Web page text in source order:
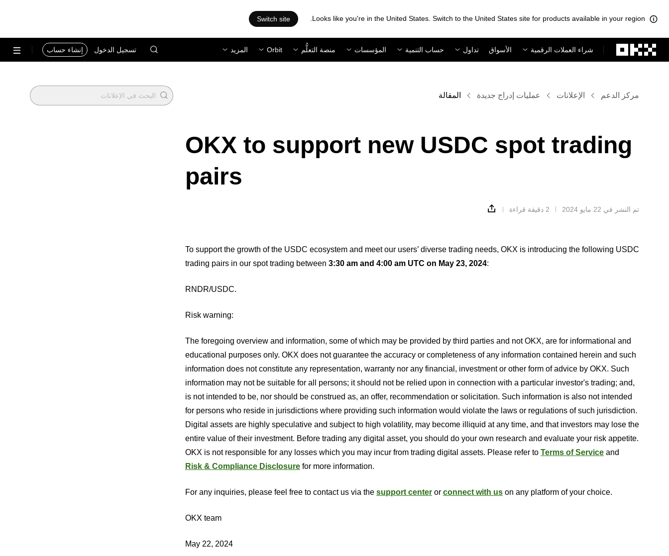
Looks like you're in the United States. Switch to the United States site for products available in your region.
Switch site
شراء العملات الرقمية
الأسواق تداول حساب التنمية المؤسسات منصة التعلُّم Orbit المزيد تسجيل الدخول إنشاء حساب
مركز الدعم الإعلانات عمليات إدراج جديدة المقالة
OKX to support new USDC spot trading
pairs
تم النشر في ‏22 مايو 2024 2 دقيقة قراءة
To support the growth of the USDC ecosystem and meet our users’ diverse trading needs, OKX is introducing the following USDC
trading pairs in our spot trading between 3:30 am and 4:00 am UTC on May 23, 2024:
RNDR/USDC.
Risk warning:
The foregoing overview and information, some of which may be provided by third parties and not OKX, are for informational and
educational purposes only. OKX does not guarantee the accuracy or completeness of any information contained herein and such
information does not constitute any representation, warranty nor any financial, investment or other form of advice by OKX. Such
information may not be suitable for all persons; it should not be relied upon in connection with a particular investor's trading; and,
is not intended to be, nor should be construed as, an offer, recommendation or solicitation. Such information is also not intended
for persons who reside in jurisdictions where providing such information would violate the laws or regulations of such jurisdiction.
Digital assets are highly speculative and subject to high volatility, may become illiquid at any time, and that investors may lose the
entire value of their investment. Before trading any digital asset, you should do your own research and evaluate your risk appetite.
OKX is not responsible for any losses which you may incur from trading digital assets. Please refer to Terms of Service and
Risk & Compliance Disclosure for more information.
For any inquiries, please feel free to contact us via the support center or connect with us on any platform of your choice.
OKX team
May 22, 2024